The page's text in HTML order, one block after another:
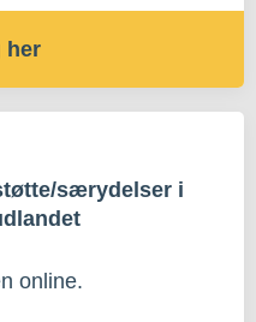
her
særydelser i
online.